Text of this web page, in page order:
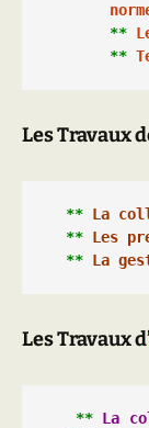
**
**
Les Travaux
** La
** Les
** La
Les Travaux
** La